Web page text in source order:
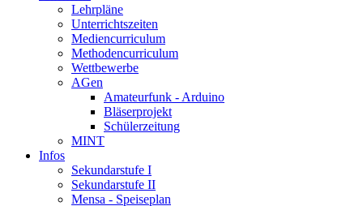
Lehrpläne
Unterrichtszeiten
Mediencurriculum
Methodencurriculum
Wettbewerbe
AGen
Amateurfunk - Arduino
Bläserprojekt
Schülerzeitung
MINT
Infos
Sekundarstufe I
Sekundarstufe II
Mensa - Speiseplan